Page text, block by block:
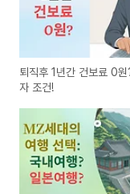
퇴직후 1년간 건보료 0
자 조건!